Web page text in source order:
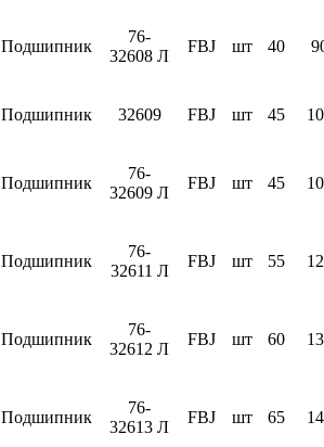
Подшипник
76-
32608 Л
FBJ шт 40
Подшипник 32609 FBJ шт 45
Подшипник
76-
32609 Л
FBJ шт 45
Подшипник
76-
32611 Л
FBJ шт 55
Подшипник
76-
32612 Л
FBJ шт 60
Подшипник
76-
32613 Л
FBJ шт 65